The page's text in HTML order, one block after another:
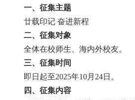
一、征集主题
廿载印记 奋进新程
二、征集对象
全体在校师生、海内外校友。
三、征集时间
即日起至2025年10月24日。
四、征集内容